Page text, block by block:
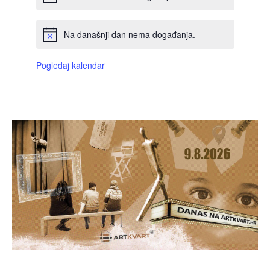
Na današnji dan nema događanja.
Pogledaj kalendar